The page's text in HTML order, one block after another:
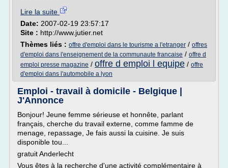
Lire la suite
Date: 2007-02-19 23:57:17
Site : http://www.jutier.net
Thèmes liés : offre d'emploi dans le tourisme a l'etranger / offres
d'emploi dans l'enseignement de la communaute francaise / offre d
emploi presse magazine / offre d emploi l equipe / offre
d'emploi dans l'automobile a lyon
Emploi - travail à domicile - Belgique |
J'Annonce
Bonjour! Jeune femme sérieuse et honnête, parlant
français, cherche du travail externe, comme famme de
menage, repassage, Je fais aussi la cuisine. Je suis
disponible tou...
gratuit Anderlecht
Vous êtes à la recherche d'une activité complémentaire à